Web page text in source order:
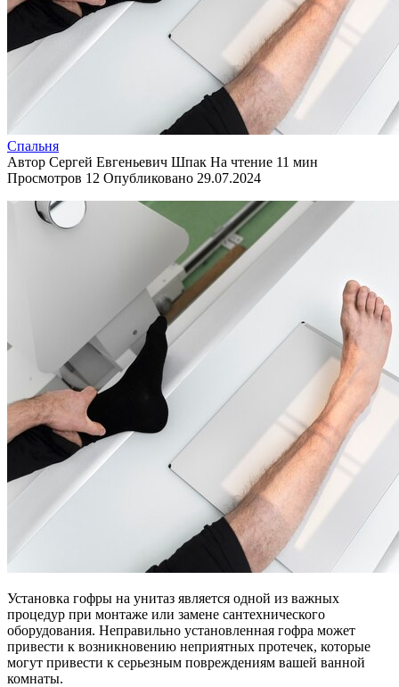
Спальня
Автор Сергей Евгеньевич Шпак На чтение 11 мин
Просмотров 12 Опубликовано 29.07.2024
Установка гофры на унитаз является одной из важных
процедур при монтаже или замене сантехнического
оборудования. Неправильно установленная гофра может
привести к возникновению неприятных протечек, которые
могут привести к серьезным повреждениям вашей ванной
комнаты.